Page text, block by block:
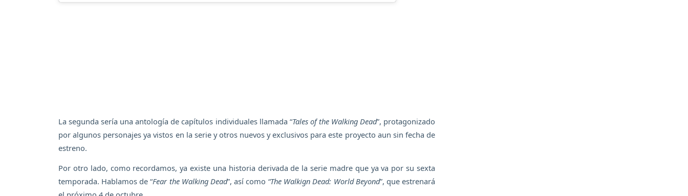
La segunda sería una antología de capítulos individuales llamada “Tales of the Walking Dead”, protagonizado
por algunos personajes ya vistos en la serie y otros nuevos y exclusivos para este proyecto aun sin fecha de
estreno.
Por otro lado, como recordamos, ya existe una historia derivada de la serie madre que ya va por su sexta
temporada. Hablamos de “Fear the Walking Dead”, así como “The Walkign Dead: World Beyond”, que estrenará